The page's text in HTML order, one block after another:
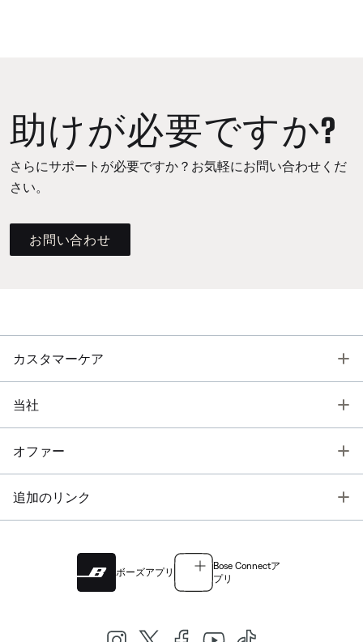
助けが必要ですか?
さらにサポートが必要ですか？お気軽にお問い合わせくだ
さい。
お問い合わせ
カスタマーケア
当社
オファー
追加のリンク
ボーズアプリ
Bose Connectア
プリ